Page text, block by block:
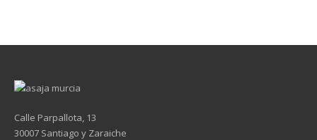
Calle Parpallota, 13
30007 Santiago y Zaraiche